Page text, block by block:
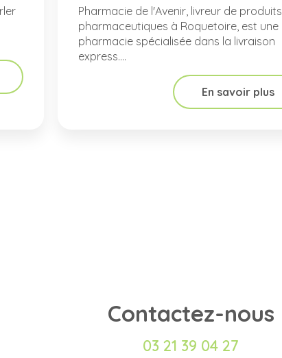
Pharmacie de l'Avenir, livreur de produits
pharmaceutiques à Roquetoire, est une
pharmacie spécialisée dans la livraison
express....
En savoir plus
Contactez-nous
03 21 39 04 27